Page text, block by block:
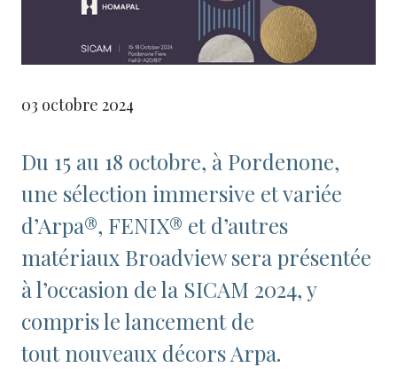
03 octobre 2024
Du 15 au 18 octobre, à Pordenone,
une sélection immersive et variée
d’Arpa®, FENIX® et d’autres
matériaux Broadview sera présentée
à l’occasion de la SICAM 2024, y
compris le lancement de
tout nouveaux décors Arpa.